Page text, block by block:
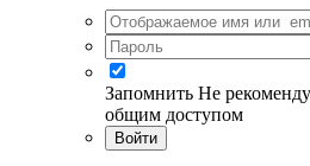
Запомнить Не
общим доступом
Войти